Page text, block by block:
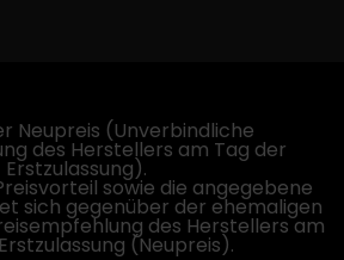
Neupreis (Unverbindliche
des Herstellers am Tag der
Erstzulassung).
sowie die angegebene
sich gegenüber der ehemaligen
des Herstellers am
(Neupreis).